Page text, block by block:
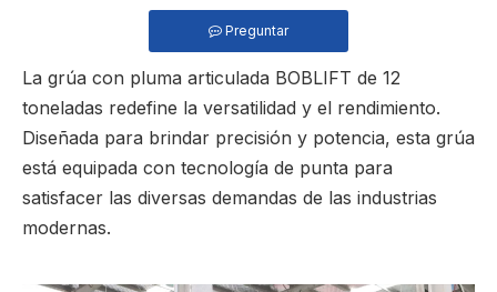
Preguntar
La grúa con pluma articulada BOBLIFT de 12
toneladas redefine la versatilidad y el rendimiento.
Diseñada para brindar precisión y potencia, esta grúa
está equipada con tecnología de punta para
satisfacer las diversas demandas de las industrias
modernas.